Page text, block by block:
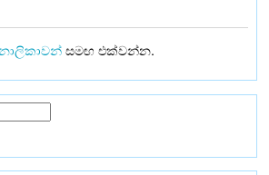
සමඟ එක්වන්න.